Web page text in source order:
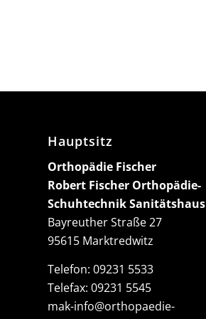
Hauptsitz
Orthopädie Fischer
Robert Fischer Orthopädie-
Schuhtechnik Sanitätshaus
Bayreuther Straße 27
95615 Marktredwitz
Telefon: 09231 5533
Telefax: 09231 5545
mak-info@orthopaedie-